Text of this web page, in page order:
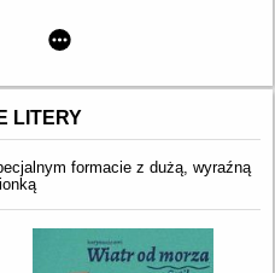
LITERY
formacie z dużą, wyraźną